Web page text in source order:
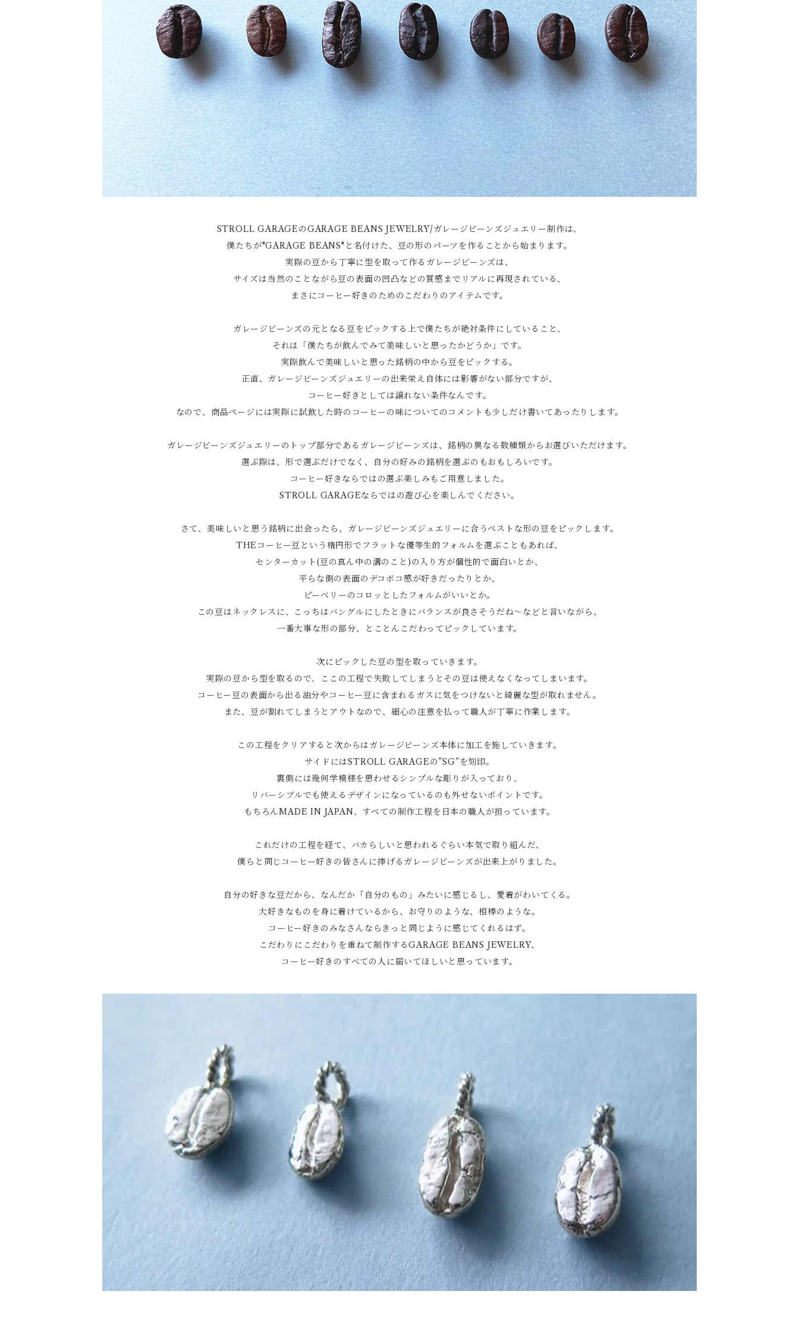
STROLL GARAGEのGARAGE BEANS JEWELRY/ガレージビーンズジュエリー制作は、
僕たちが"GARAGE BEANS"と名付けた、豆の形のパーツを作ることから始まります。
実際の豆から丁寧に型を取って作るガレージビーンズは、
サイズは当然のことながら豆の表面の凹凸などの質感までリアルに再現されている、
まさにコーヒー好きのためのこだわりのアイテムです。
ガレージビーンズの元となる豆をピックする上で僕たちが絶対条件にしていること、
それは「僕たちが飲んでみて美味しいと思ったかどうか」です。
実際飲んで美味しいと思った銘柄の中から豆をピックする。
正直、ガレージビーンズジュエリーの出来栄え自体には影響がない部分ですが、
コーヒー好きとしては譲れない条件なんです。
なので、商品ページには実際に試飲した時のコーヒーの味についてのコメントも少しだけ書いてあったりします。
ガレージビーンズジュエリーのトップ部分であるガレージビーンズは、銘柄の異なる数種類からお選びいただけます。
選ぶ際は、形で選ぶだけでなく、自分の好みの銘柄を選ぶのもおもしろいです。
コーヒー好きならではの選ぶ楽しみもご用意しました。
STROLL GARAGEならではの遊び心を楽しんでください。
さて、美味しいと思う銘柄に出会ったら、ガレージビーンズジュエリーに合うベストな形の豆をピックします。
THEコーヒー豆という楕円形でフラットな優等生的フォルムを選ぶこともあれば、
センターカット(豆の真ん中の溝のこと)の入り方が個性的で面白いとか、
平らな側の表面のデコボコ感が好きだったりとか、
ピーベリーのコロッとしたフォルムがいいとか。
この豆はネックレスに、こっちはバングルにしたときにバランスが良さそうだね～などと言いながら、
一番大事な形の部分、とことんこだわってピックしています。
次にピックした豆の型を取っていきます。
実際の豆から型を取るので、ここの工程で失敗してしまうとその豆は使えなくなってしまいます。
コーヒー豆の表面から出る油分やコーヒー豆に含まれるガスに気をつけないと綺麗な型が取れません。
また、豆が割れてしまうとアウトなので、細心の注意を払って職人が丁寧に作業します。
この工程をクリアすると次からはガレージビーンズ本体に加工を施していきます。
サイドにはSTROLL GARAGEの”SG”を刻印。
裏側には幾何学模様を思わせるシンプルな彫りが入っており、
リバーシブルでも使えるデザインになっているのも外せないポイントです。
もちろんMADE IN JAPAN、すべての制作工程を日本の職人が担っています。
これだけの工程を経て、バカらしいと思われるぐらい本気で取り組んだ、
僕らと同じコーヒー好きの皆さんに捧げるガレージビーンズが出来上がりました。
自分の好きな豆だから、なんだか「自分のもの」みたいに感じるし、愛着がわいてくる。
大好きなものを身に着けているから、お守りのような、相棒のような。
コーヒー好きのみなさんならきっと同じように感じてくれるはず。
こだわりにこだわりを重ねて制作するGARAGE BEANS JEWELRY、
コーヒー好きのすべての人に届いてほしいと思っています。